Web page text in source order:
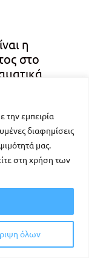
την εμπειρία
διαφημίσεις
μας.
στη χρήση των
όλων
η
στο
του, όσο
όπως
και
που
την
το αν υπάρχει
των κακών.
ήταν άγνωστη
πλέον τη
πάνω από